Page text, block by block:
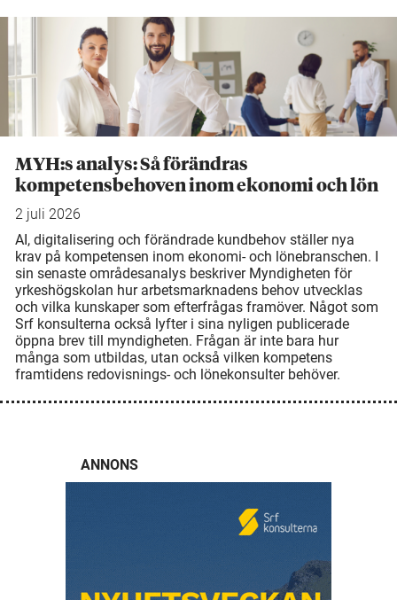
MYH:s analys: Så förändras
kompetensbehoven inom ekonomi och lön
2 juli 2026
AI, digitalisering och förändrade kundbehov ställer nya
krav på kompetensen inom ekonomi- och lönebranschen. I
sin senaste områdesanalys beskriver Myndigheten för
yrkeshögskolan hur arbetsmarknadens behov utvecklas
och vilka kunskaper som efterfrågas framöver. Något som
Srf konsulterna också lyfter i sina nyligen publicerade
öppna brev till myndigheten. Frågan är inte bara hur
många som utbildas, utan också vilken kompetens
framtidens redovisnings- och lönekonsulter behöver.
ANNONS